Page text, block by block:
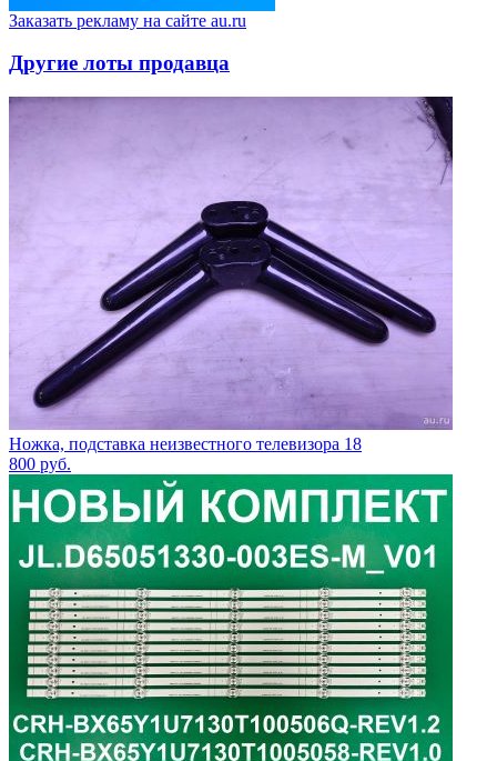
Заказать рекламу на сайте au.ru
Другие лоты продавца
Ножка, подставка неизвестного телевизора 18
800 руб.